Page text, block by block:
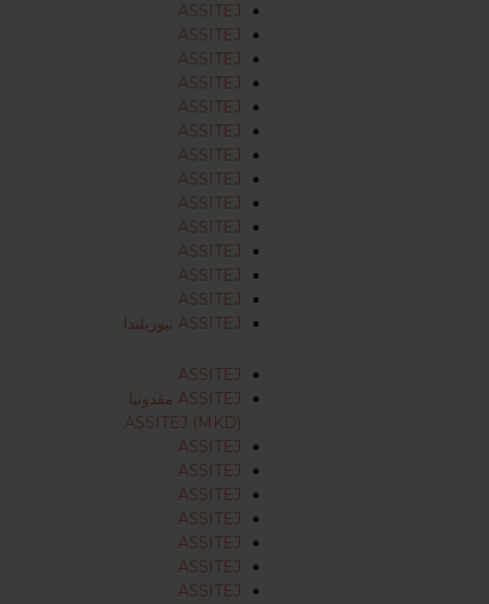
ASSITEJ
ASSITEJ
ASSITEJ
ASSITEJ
ASSITEJ
ASSITEJ
ASSITEJ
ASSITEJ
ASSITEJ
ASSITEJ
ASSITEJ
ASSITEJ
ASSITEJ
ASSITEJ نيوزيلندا
ASSITEJ
ASSITEJ مقدونيا
ASSITEJ (MKD)
ASSITEJ
ASSITEJ
ASSITEJ
ASSITEJ
ASSITEJ
ASSITEJ
ASSITEJ